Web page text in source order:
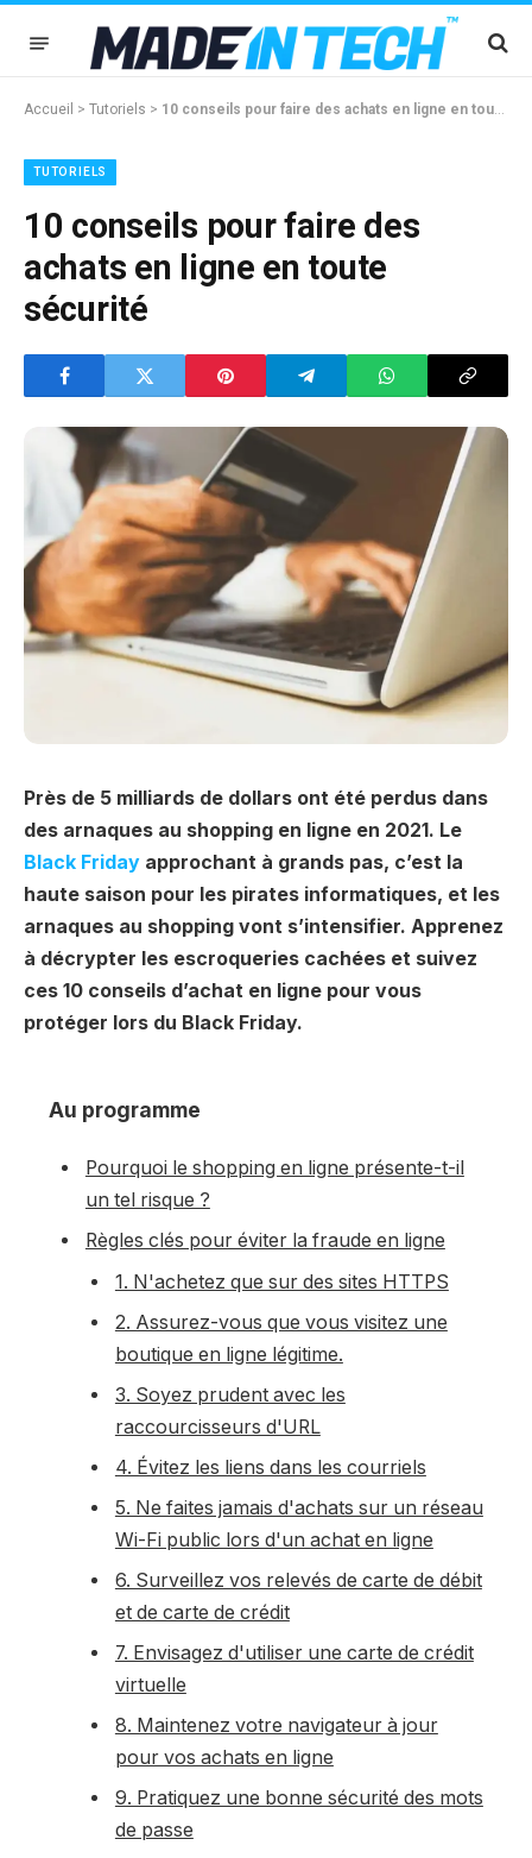
Accueil > Tutoriels > 10 conseils pour faire des achats en ligne en toute sécurité
TUTORIELS
10 conseils pour faire des
achats en ligne en toute
sécurité
Près de 5 milliards de dollars ont été perdus dans
des arnaques au shopping en ligne en 2021. Le
Black Friday approchant à grands pas, c’est la
haute saison pour les pirates informatiques, et les
arnaques au shopping vont s’intensifier. Apprenez
à décrypter les escroqueries cachées et suivez
ces 10 conseils d’achat en ligne pour vous
protéger lors du Black Friday.
Au programme
Pourquoi le shopping en ligne présente-t-il
un tel risque ?
Règles clés pour éviter la fraude en ligne
1. N'achetez que sur des sites HTTPS
2. Assurez-vous que vous visitez une
boutique en ligne légitime.
3. Soyez prudent avec les
raccourcisseurs d'URL
4. Évitez les liens dans les courriels
5. Ne faites jamais d'achats sur un réseau
Wi-Fi public lors d'un achat en ligne
6. Surveillez vos relevés de carte de débit
et de carte de crédit
7. Envisagez d'utiliser une carte de crédit
virtuelle
8. Maintenez votre navigateur à jour
pour vos achats en ligne
9. Pratiquez une bonne sécurité des mots
de passe